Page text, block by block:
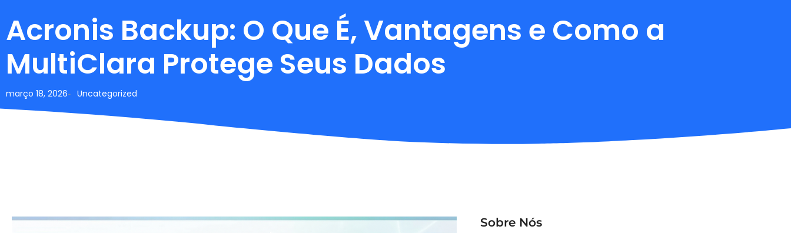
Acronis Backup: O Que É, Vantagens e Como a
MultiClara Protege Seus Dados
março 18, 2026- Uncategorized
Sobre Nós